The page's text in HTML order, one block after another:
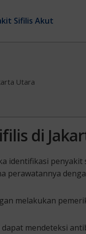
Sifilis Akut
Utara
di
identifikasi
perawatannya
melakukan
mendeteksi